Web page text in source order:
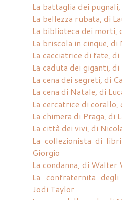
La battaglia dei
La bellezza rubata, di
La biblioteca dei morti,
La briscola in cinque,
La cacciatrice di fate,
La caduta dei giganti,
La cena dei segreti, di
La cena di Natale, di
La cercatrice di corallo,
La chimera di Praga, di
La città dei vivi, di
La collezionista di
Giorgio
La condanna, di Walter
La confraternita
Jodi Taylor